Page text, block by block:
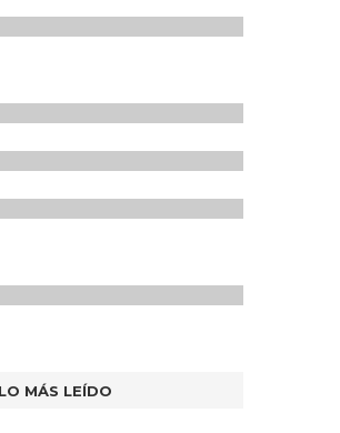
LO MÁS LEÍDO